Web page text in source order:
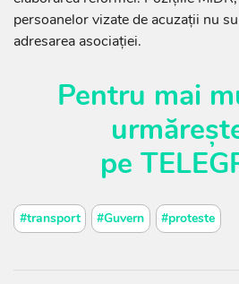
persoanelor vizate de acuzații nu
adresarea asociației.
Pentru mai
pe
#transport #Guvern #proteste